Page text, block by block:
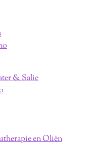
& Salie
en Oliën